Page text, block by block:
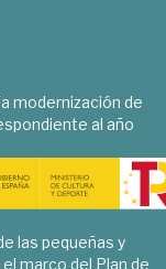
modernización de
al año
las pequeñas y
marco del Plan de